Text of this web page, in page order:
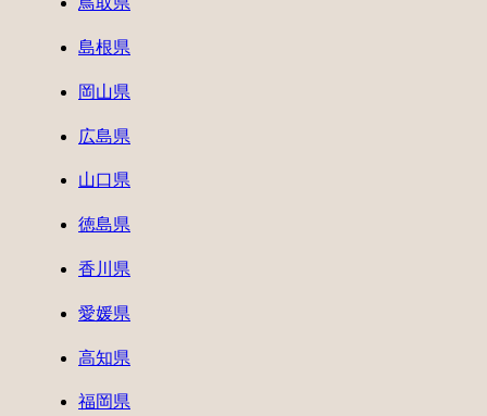
島根県
岡山県
広島県
山口県
徳島県
香川県
愛媛県
高知県
福岡県